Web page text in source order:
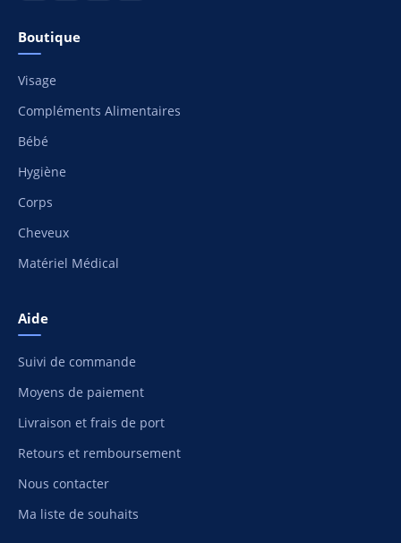
Boutique
Visage
Compléments Alimentaires
Bébé
Hygiène
Corps
Cheveux
Matériel Médical
Aide
Suivi de commande
Moyens de paiement
Livraison et frais de port
Retours et remboursement
Nous contacter
Ma liste de souhaits